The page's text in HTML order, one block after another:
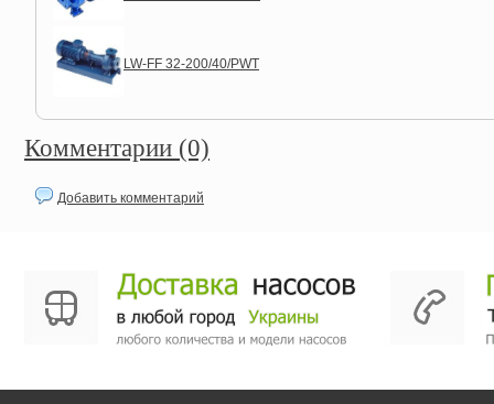
LW-FF 32-200/40/PWT
Комментарии (0)
Добавить комментарий